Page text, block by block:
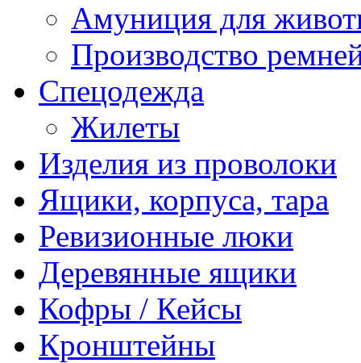
Амуниция для
Производство
Спецодежда
Жилеты
Изделия из проволоки
Ящики, корпуса, тара
Ревизионные люки
Деревянные ящики
Кофры / Кейсы
Кронштейны